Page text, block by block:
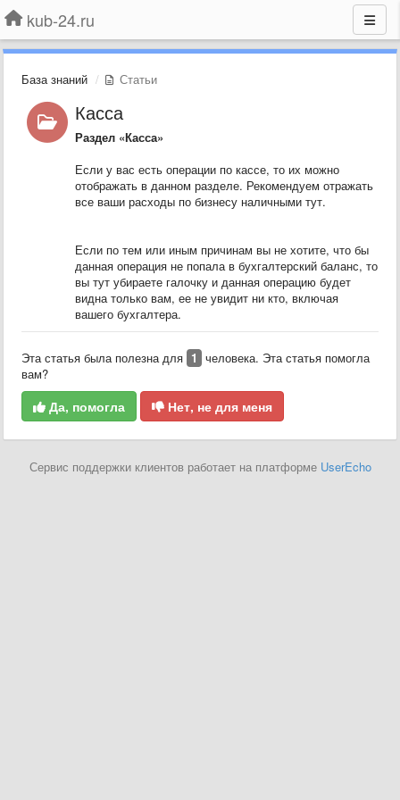
kub-24.ru
База знаний Статьи
Касса
Раздел «Касса»
Если у вас есть операции по кассе, то их можно
отображать в данном разделе. Рекомендуем отражать
все ваши расходы по бизнесу наличными тут.
Если по тем или иным причинам вы не хотите, что бы
данная операция не попала в бухгалтерский баланс, то
вы тут убираете галочку и данная операцию будет
видна только вам, ее не увидит ни кто, включая
вашего бухгалтера.
Эта статья была полезна для 1 человека. Эта статья помогла
вам?
Да, помогла Нет, не для меня
Сервис поддержки клиентов работает на платформе UserEcho